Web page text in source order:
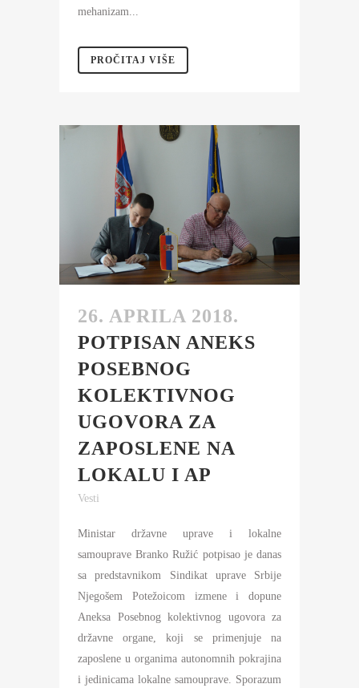
mehanizam...
PROČITAJ VIŠE
26. APRILA 2018.
POTPISAN ANEKS
POSEBNOG
KOLEKTIVNOG
UGOVORA ZA
ZAPOSLENE NA
LOKALU I AP
Vesti
Ministar državne uprave i lokalne
samouprave Branko Ružić potpisao je danas
sa predstavnikom Sindikat uprave Srbije
Njegošem Potežoicom izmene i dopune
Aneksa Posebnog kolektivnog ugovora za
državne organe, koji se primenjuje na
zaposlene u organima autonomnih pokrajina
i jedinicama lokalne samouprave. Sporazum